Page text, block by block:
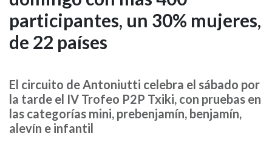
Pamplona
–
la
Reina’
participantes, un 30% mujeres,
de 22 países
El circuito de Antoniutti celebra el sábado por
la tarde el IV Trofeo P2P Txiki, con pruebas en
las categorías mini, prebenjamín, benjamín,
alevín e infantil